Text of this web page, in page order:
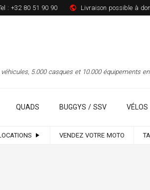
: +32 80 51 90 90 Livraison possible à
5.000 casques et 10.000 équipements
QUADS BUGGYS / SSV VÉLOS
VENDEZ VOTRE MOTO